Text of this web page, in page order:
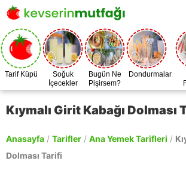
Tarif Küpü
Soğuk
İçecekler
Bugün Ne
Pişirsem?
Dondurmalar
Kıymalı Girit Kabağı Dolması
Anasayfa / Tarifler / Ana Yemek Tarifleri /
Dolması Tarifi